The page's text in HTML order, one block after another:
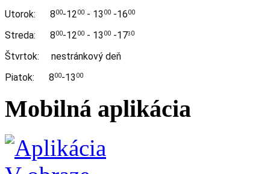
Utorok: 800-1200 - 13 00 -1600
Streda: 800-1200 - 13 00 -173 0
Štvrtok: nestránkový deň
Piatok: 800-13 00
Mobilná aplikácia